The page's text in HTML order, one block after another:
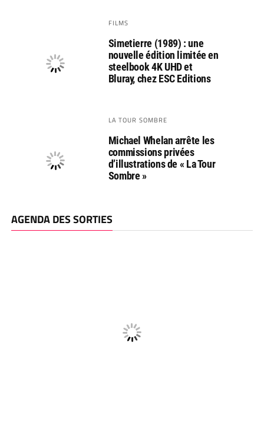
FILMS
Simetierre (1989) : une
nouvelle édition limitée en
steelbook 4K UHD et
Bluray, chez ESC Editions
LA TOUR SOMBRE
Michael Whelan arrête les
commissions privées
d’illustrations de « La Tour
Sombre »
AGENDA DES SORTIES